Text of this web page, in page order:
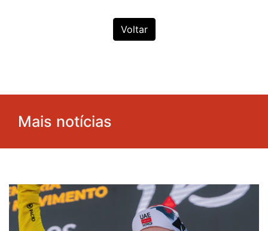
Voltar
Mais notícias